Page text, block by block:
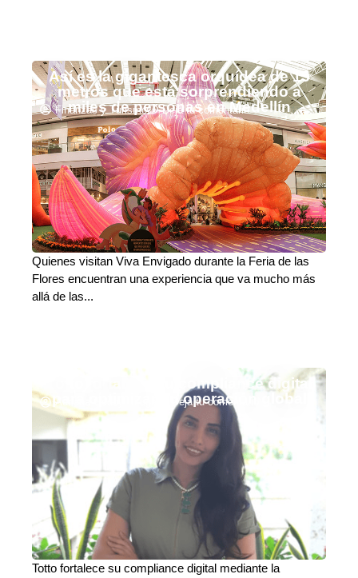
Así es la gigantesca orquídea de 15
metros que está sorprendiendo a
miles de personas en Medellín
Finanzas y Turismo Deja tu comentario
Quienes visitan Viva Envigado durante la Feria de las
Flores encuentran una experiencia que va mucho más
allá de las...
Totto fortalece su compliance digital
para optimizar su operación global
Adriana Godoy Usuga Deja tu comentario
Totto fortalece su compliance digital mediante la